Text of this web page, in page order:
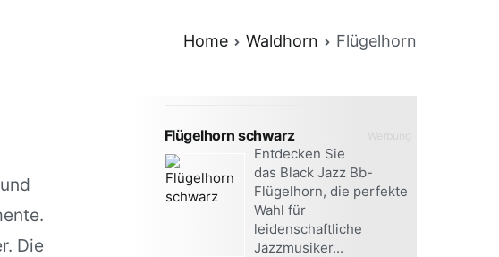
Home Waldhorn Flügelhorn
Die
Flügelhorn schwarz
Entdecken Sie
das Black Jazz Bb-
Flügelhorn, die perfekte
Wahl für
leidenschaftliche
Jazzmusiker...